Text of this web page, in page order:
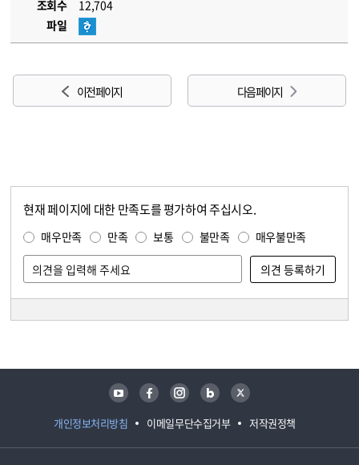
조회수
12,704
파일
이전 페이지 다음 페이지
현재 페이지에 대한 만족도를 평가하여 주십시오.
매우만족 만족 보통 불만족 매우불만족
개인정보처리방침 이메일무단수집거부 저작권정책
유튜브 페이스북 인스타그램 블로그 트위터